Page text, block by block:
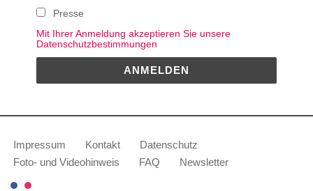
Presse
Mit Ihrer Anmeldung akzeptieren Sie unsere
Datenschutzbestimmungen
Impressum Kontakt
Datenschutz
Foto- und Videohinweis
FAQ Newsletter